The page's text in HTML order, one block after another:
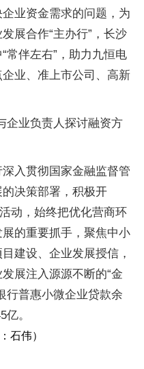
业资金需求的问题，为
展合作“主办行”，长沙
常伴左右”，助力九恒电
业、准上市公司、高新
企业负责人探讨融资方
入贯彻国家金融监督管
决策部署，积极开
动，始终把优化营商环
的重要抓手，聚焦中小
建设、企业发展授信，
展注入源源不断的“金
行普惠小微企业贷款余
。
石伟）